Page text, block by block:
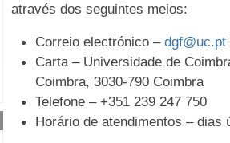
através dos seguintes meios:
Correio electrónico – dgf@uc.pt
Carta – Universidade de
Coimbra, 3030-790 Coimbra
Telefone – +351 239 247 750
Horário de atendimentos – dias